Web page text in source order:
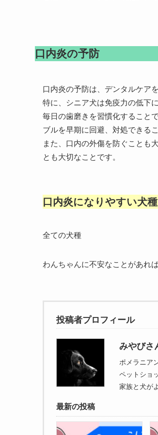
口内炎の予防
口内炎の予防は、デンタルケア
特に、シニア犬は免疫力の低下
毎日の歯磨きを習慣化すること
ブルを早期に回避、対処できる
また、口内の外傷を防ぐことも
とも大切なことです。
口内炎になりやすい犬種
全ての犬種
わんちゃんに不安なことがあれ
投稿者プロフィール
みやびさ
ポメラニア
ペットショ
家族と犬が
最新の投稿